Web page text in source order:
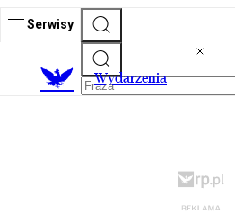
Serwisy
Wydarzenia